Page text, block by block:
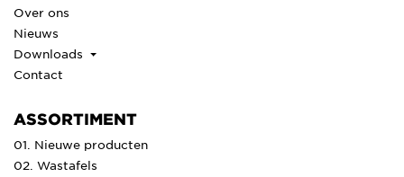
Over ons
Nieuws
Downloads
Contact
ASSORTIMENT
01. Nieuwe producten
02. Wastafels